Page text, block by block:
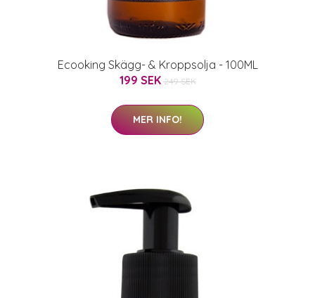
Ecooking Skägg- & Kroppsolja - 100ML
199 SEK 249 SEK
MER INFO!